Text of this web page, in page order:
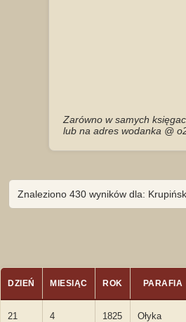
Zarówno w samych
lub na adres wodanka @
Znaleziono 430 wyników dla:
DZIEŃ MIESIĄC ROK PARAFIA
21 4 1825 Ołyka